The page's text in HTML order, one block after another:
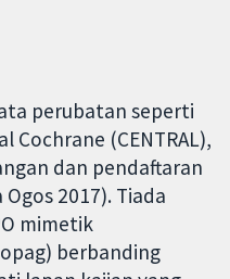
perubatan seperti
Cochrane (CENTRAL),
dan pendaftaran
2017). Tiada
mimetik
berbanding